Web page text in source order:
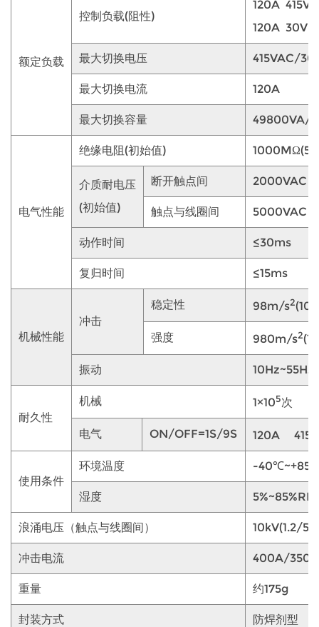
额定负载
控制负载(阻性)
120A
120A
最大切换电压 415VAC/
最大切换电流 120A
最大切换容量 49800VA/
电气性能
绝缘电阻(初始值)
介质耐电压
(初始值)
断开触点间 2000VAC
触点与线圈间 5000VAC
动作时间 ≤30ms
复归时间 ≤15ms
机械性能
冲击
稳定性 98m/s2
强度 980m/s2
振动 10Hz~55Hz
耐久性
机械 1×105次
电气 ON/OFF=1S/9S 120A
使用条件
环境温度 -
湿度 5%~85%RH
浪涌电压（触点与线圈间） 10kV(1.2/
冲击电流 400A/
重量 约175g
封装方式 防焊剂型